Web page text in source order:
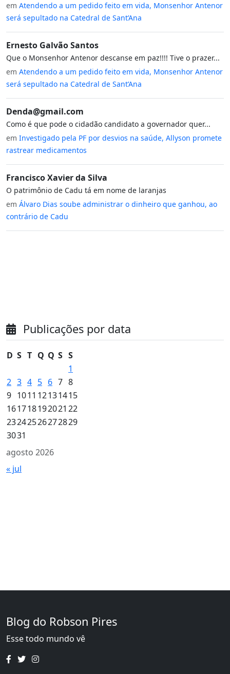
em Atendendo a um pedido feito em vida, Monsenhor Antenor
será sepultado na Catedral de Sant’Ana
Ernesto Galvão Santos
Que o Monsenhor Antenor descanse em paz!!!! Tive o prazer...
em Atendendo a um pedido feito em vida, Monsenhor Antenor
será sepultado na Catedral de Sant’Ana
Denda@gmail.com
Como é que pode o cidadão candidato a governador quer...
em Investigado pela PF por desvios na saúde, Allyson promete
rastrear medicamentos
Francisco Xavier da Silva
O patrimônio de Cadu tá em nome de laranjas
em Álvaro Dias soube administrar o dinheiro que ganhou, ao
contrário de Cadu
Publicações por data
agosto 2026
D S T Q Q S S
1
2 3 4 5 6 7 8
9 1011 12131415
161718192021 22
23242526272829
3031
« jul
Blog do Robson Pires
Esse todo mundo vê